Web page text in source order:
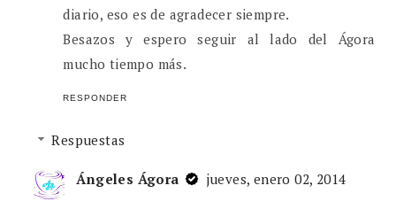
diario, eso es de agradecer siempre.
Besazos y espero seguir al lado del Ágora
mucho tiempo más.
RESPONDER
Respuestas
Ángeles Ágora
jueves, enero 02, 2014